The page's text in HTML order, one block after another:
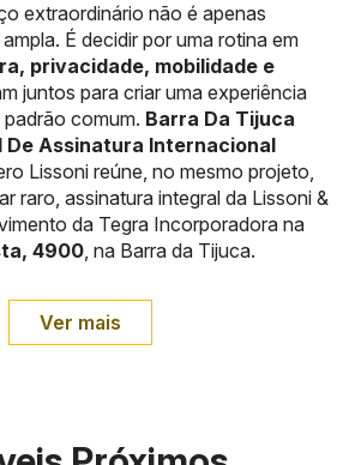
extraordinário não é apenas
É decidir por uma rotina em
privacidade, mobilidade e
juntos para criar uma experiência
comum. Barra Da Tijuca
De Assinatura Internacional
Lissoni reúne, no mesmo projeto,
raro, assinatura integral da Lissoni &
da Tegra Incorporadora na
4900, na Barra da Tijuca.
Ver mais